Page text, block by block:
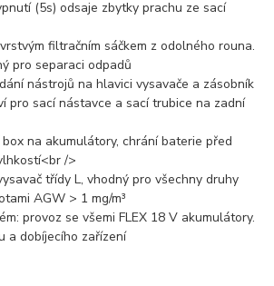
(5s) odsaje zbytky prachu ze sací
filtračním sáčkem z odolného rouna.
pro separaci odpadů
nástrojů na hlavici vysavače a zásobník
pro sací nástavce a sací trubice na zadní
na akumulátory, chrání baterie před
/>
třídy L, vhodný pro všechny druhy
AGW > 1 mg/m³
provoz se všemi FLEX 18 V akumulátory.
a dobíjecího zařízení